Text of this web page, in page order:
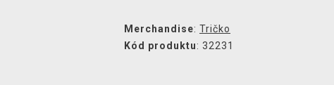
Merchandise: Tričko
Kód produktu: 32231